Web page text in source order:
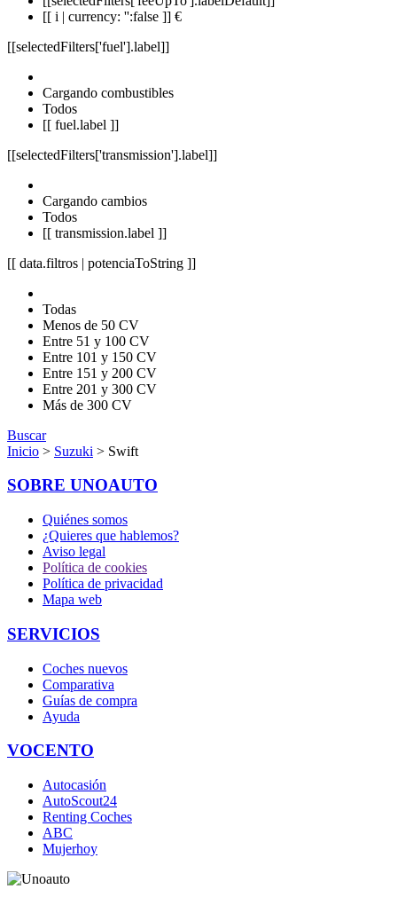
[[ i | currency: '':false ]] €
[[selectedFilters['fuel'].label]]
Cargando combustibles
Todos
[[ fuel.label ]]
[[selectedFilters['transmission'].label]]
Cargando cambios
Todos
[[ transmission.label ]]
[[ data.filtros | potenciaToString ]]
Todas
Menos de 50 CV
Entre 51 y 100 CV
Entre 101 y 150 CV
Entre 151 y 200 CV
Entre 201 y 300 CV
Más de 300 CV
Buscar
Inicio > Suzuki > Swift
SOBRE UNOAUTO
Quiénes somos
¿Quieres que hablemos?
Aviso legal
Política de cookies
Política de privacidad
Mapa web
SERVICIOS
Coches nuevos
Comparativa
Guías de compra
Ayuda
VOCENTO
Autocasión
AutoScout24
Renting Coches
ABC
Mujerhoy